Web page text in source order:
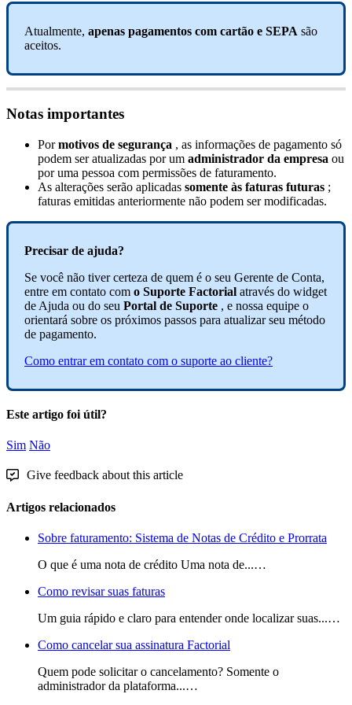
Atualmente, apenas pagamentos com cartão e SEPA são
aceitos.
Notas importantes
Por motivos de segurança , as informações de pagamento só
podem ser atualizadas por um administrador da empresa ou
por uma pessoa com permissões de faturamento.
As alterações serão aplicadas somente às faturas futuras ;
faturas emitidas anteriormente não podem ser modificadas.
Precisar de ajuda?
Se você não tiver certeza de quem é o seu Gerente de Conta,
entre em contato com o Suporte Factorial através do widget
de Ajuda ou do seu Portal de Suporte , e nossa equipe o
orientará sobre os próximos passos para atualizar seu método
de pagamento.
Como entrar em contato com o suporte ao cliente?
Este artigo foi útil?
Sim Não
Give feedback about this article
Artigos relacionados
Sobre faturamento: Sistema de Notas de Crédito e Prorrata
O que é uma nota de crédito Uma nota de...…
Como revisar suas faturas
Um guia rápido e claro para entender onde localizar suas...…
Como cancelar sua assinatura Factorial
Quem pode solicitar o cancelamento? Somente o
administrador da plataforma...…